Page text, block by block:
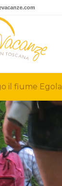
il fiume Egola